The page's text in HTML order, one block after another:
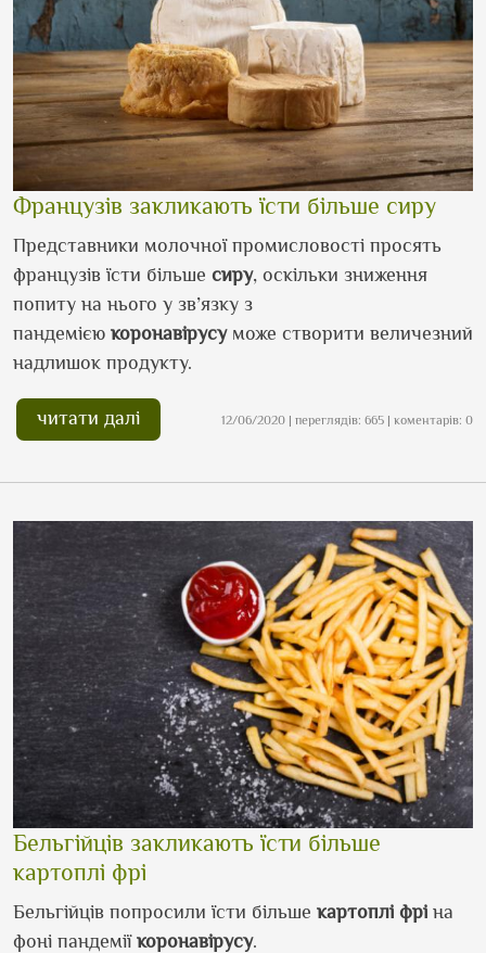
Французів закликають їсти більше сиру
Представники молочної промисловості просять
французів їсти більше сиру, оскільки зниження
попиту на нього у зв’язку з
пандемією коронавірусуможе створити величезний
надлишок продукту.
читати далі 12/06/2020 | переглядів: 665 | коментарів: 0
Бельгійців закликають їсти більше
картоплі фрі
Бельгійців попросили їсти більше картоплі фрі на
фоні пандемії коронавірусу.